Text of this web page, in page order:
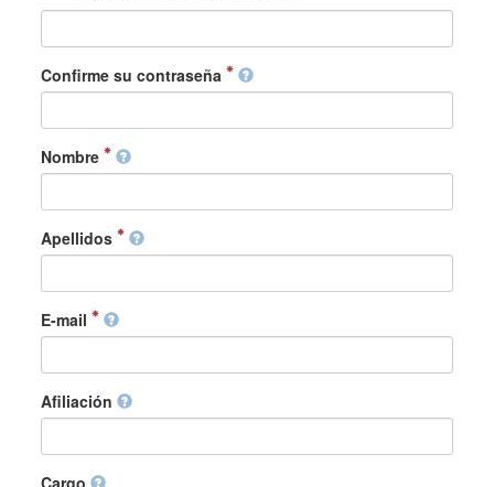
Confirme su contraseña
Nombre
Apellidos
E-mail
Afiliación
Cargo